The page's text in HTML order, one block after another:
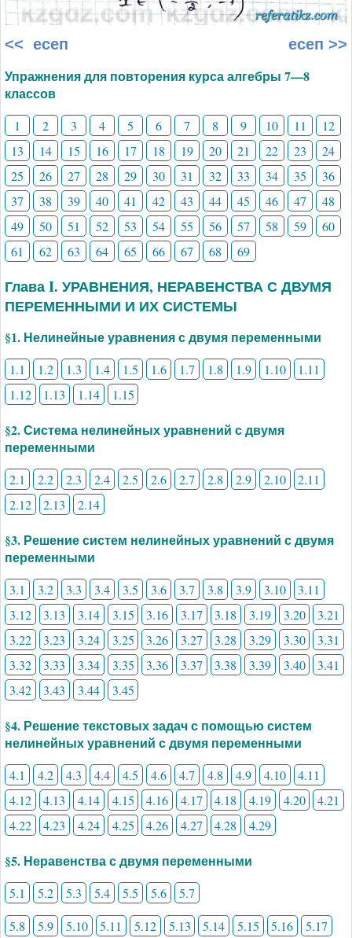
<< есеп есеп >>
Упражнения для повторения курса алгебры 7—8
классов
1 2 3 4 5 6 7 8 9 10 11
12
13
14 15 16 17 18 19 20 21 22 23
24
25
26 27 28 29 30 31 32 33 34 35
36
37
38 39 40 41 42 43 44 45 46 47
48
49
50 51 52 53 54 55 56 57 58 59
60
61
62 63 64 65 66 67 68 69
Глава I. УРАВНЕНИЯ, НЕРАВЕНСТВА С ДВУМЯ
ПЕРЕМЕННЫМИ И ИХ СИСТЕМЫ
§1. Нелинейные уравнения с двумя переменными
1.1 1.2 1.3 1.4 1.5 1.6 1.7 1.8 1.9 1.10
1.11
1.12
1.13 1.14 1.15
§2. Система нелинейных уравнений с двумя
переменными
2.1 2.2 2.3 2.4 2.5 2.6 2.7 2.8 2.9 2.10
2.11
2.12
2.13 2.14
§3. Решение систем нелинейных уравнений с двумя
переменными
3.1 3.2 3.3 3.4 3.5 3.6 3.7 3.8 3.9 3.10
3.11
3.12
3.13 3.14 3.15 3.16 3.17 3.18 3.19 3.20
3.21
3.22
3.23 3.24 3.25 3.26 3.27 3.28 3.29 3.30
3.31
3.32
3.33 3.34 3.35 3.36 3.37 3.38 3.39 3.40
3.41
3.42
3.43 3.44 3.45
§4. Решение текстовых задач с помощью систем
нелинейных уравнений с двумя переменными
4.1 4.2 4.3 4.4 4.5 4.6 4.7 4.8 4.9 4.10
4.11
4.12
4.13 4.14 4.15 4.16 4.17 4.18 4.19 4.20
4.21
4.22
4.23 4.24 4.25 4.26 4.27 4.28 4.29
§5. Неравенства с двумя переменными
5.1 5.2 5.3 5.4 5.5 5.6
5.7
5.8
5.9 5.10 5.11 5.12 5.13 5.14 5.15 5.16
5.17